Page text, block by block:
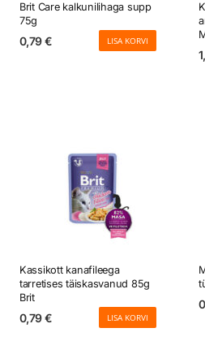
Brit Care kalkunilihaga supp
75g
0,79€ LISA KORVI
Kassikott kanafileega
tarretises täiskasvanud 85g
Brit
0,79€ LISA KORVI